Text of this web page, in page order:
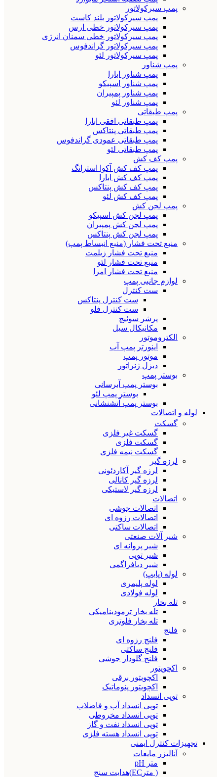
پمپ سیرکولاتور
پمپ سیرکولاتور بلند کاست
پمپ سیرکولاتور خطی ارس
پمپ سیرکولاتور خطی سمنان انرژی
پمپ سیرکولاتور گراندفوس
پمپ سیرکولاتور لئو
پمپ شناور
پمپ شناور ابارا
پمپ شناور اسپیکو
پمپ شناور پمپیران
پمپ شناور لئو
پمپ طبقاتی
پمپ طبقاتی افقی ابارا
پمپ طبقاتی پنتاکس
پمپ طبقاتی عمودی گراندفوس
پمپ طبقاتی لئو
پمپ کف کش
پمپ کف کش آکوا استرانگ
پمپ کف کش ابارا
پمپ کف کش پنتاکس
پمپ کف کش لئو
پمپ لجن کش
پمپ لجن کش اسپیکو
پمپ لجن کش پمپیران
پمپ لجن کش پنتاکس
منبع تحت فشار (منبع انبساط پمپ)
منبع تحت فشار زیلمت
منبع تحت فشار لئو
منبع تحت فشار امرا
لوازم جانبی پمپ
ست کنترل
ست کنترل پنتاکس
ست کنترل فلو
پرشر سوئیچ
مکانیکال سیل
الکتروموتور
اینورتر پمپ آب
موتور پمپ
دیزل ژنراتور
بوستر پمپ
بوستر پمپ آبرسانی
بوستر پمپ لئو
بوستر پمپ آتشنشانی
لوله و اتصالات
گسکت
گسکت غیر فلزی
گسکت فلزی
گسکت نیمه فلزی
لرزه گیر
لرزه گیر آکاردئونی
لرزه گیر کانالی
لرزه گیر لاستیکی
اتصالات
اتصالات جوشی
اتصالات رزوه ای
اتصالات ساکتی
شیر آلات صنعتی
شیر پروانه ای
شیر توپی
شیر دیافراگمی
لوله (پایپ)
لوله پلیمری
لوله فولادی
تله بخار
تله بخار ترمودینامیکی
تله بخار فلوتری
فلنج
فلنج رزوه ای
فلنج ساکتی
فلنج گلودار جوشی
اکچویتور
اکچویتور برقی
اکچویتور پنوماتیک
توپی انسداد
توپی انسداد آب و فاضلاب
توپی انسداد مخروطی
توپی انسداد نفت و گاز
توپی انسداد هسته فلزی
تجهیزات کنترل ایمنی
آنالیزر مایعات
متر pH
( مترEC)هدایت سنج